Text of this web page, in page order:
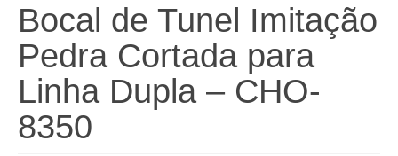
Bocal de Tunel Imitação
Pedra Cortada para
Linha Dupla – CHO-
8350